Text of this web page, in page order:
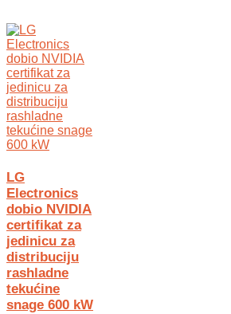
LG
Electronics
dobio NVIDIA
certifikat za
jedinicu za
distribuciju
rashladne
tekućine
snage 600 kW